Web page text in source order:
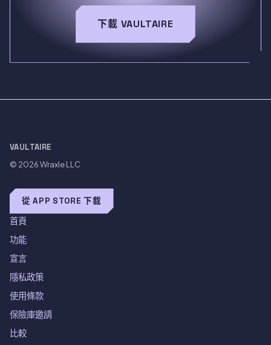
下載 VAULTAIRE
VAULTAIRE
© 2026Wraxle LLC
從 APP STORE 下載
首頁
功能
宣言
隱私政策
使用條款
保險庫邀請
比較